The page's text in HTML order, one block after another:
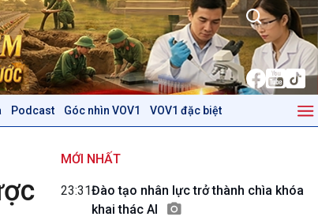
Podcast Góc nhìn VOV1 VOV1 đặc biệt
giờ mở cửa
chảy Kinh tế
Mùa vàng
Biển đảo Việt Nam
MỚI NHẤT
23:31Đào tạo nhân lực trở thành chìa khóa
khai thác AI